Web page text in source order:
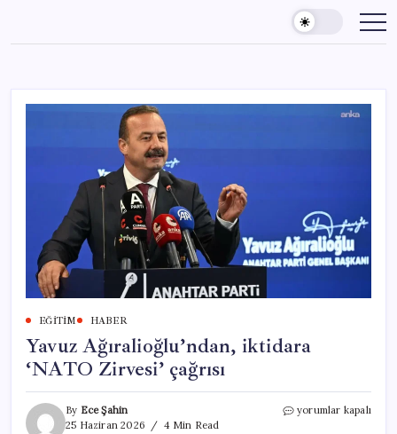
content
EĞITIM HABER
Yavuz Ağıralioğlu’ndan, iktidara
‘NATO Zirvesi’ çağrısı
By Ece Şahin
25 Haziran 2026
4 Min Read
Yavuz
yorumlar kapalı